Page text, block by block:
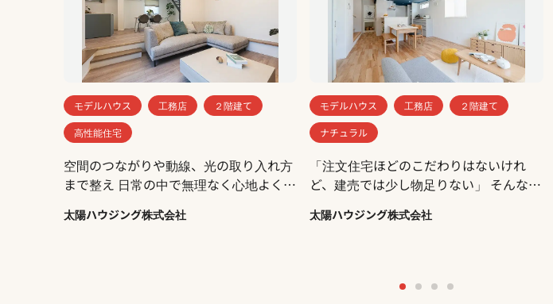
モデルハウス 工務店
２階建て
高性能住宅
空間のつながりや動線、光の取り入れ方
まで整え 日常の中で無理なく心地よく過
く 確かな性能にも支えられた 日常に上
太陽ハウジング株式会社
モデルハウス 工務店
２階建て
ナチュラル
「注文住宅ほどのこだわりはないけれ
ど、建売では少し物足りない」 そんな若
な、“ちょうどいい”住まいが完成しまし
セミオーダー住宅〈T-チョイス〉 家具や
太陽ハウジング株式会社